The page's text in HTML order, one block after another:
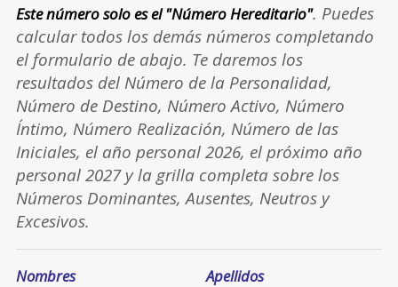
Este número solo es el "Número Hereditario". Puedes
calcular todos los demás números completando
el formulario de abajo. Te daremos los
resultados del Número de la Personalidad,
Número de Destino, Número Activo, Número
Íntimo, Número Realización, Número de las
Iniciales, el año personal 2026, el próximo año
personal 2027 y la grilla completa sobre los
Números Dominantes, Ausentes, Neutros y
Excesivos.
Nombres Apellidos